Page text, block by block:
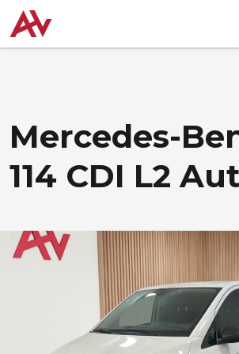
Mercedes-
114 CDI L2